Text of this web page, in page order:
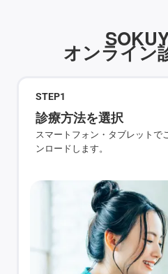
オンライン
STEP1
診療方法を選択
スマートフォン・タブレットで
ンロードします。